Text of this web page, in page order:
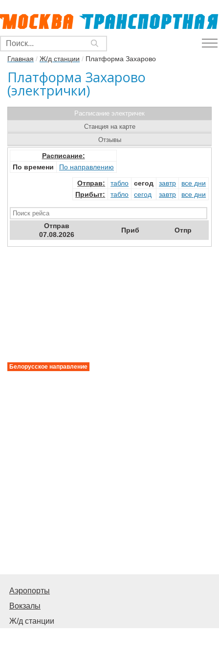
Главная / Ж/д станции / Платформа Захарово
Платформа Захарово
(электрички)
Расписание электричек
Расписание:
По времени
По направлению
Отправ: табло сегод завтр
все дни
Прибыт: табло сегод завтр все дни
Отправ
07.08.2026
Приб Отпр
Станция на карте
Отзывы
Белорусское направление
Аэропорты
Вокзалы
Ж/д станции